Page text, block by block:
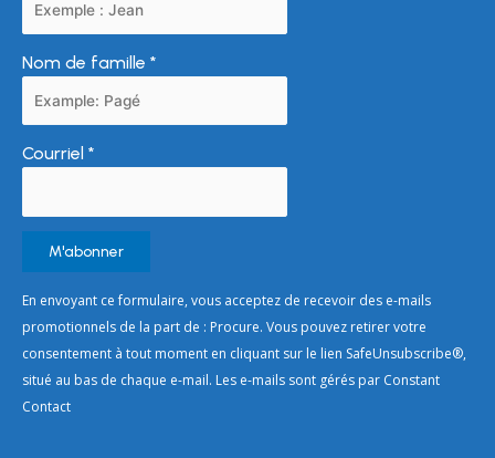
Nom de famille *
Courriel *
Constant
Contact
Use.
Please
leave
En envoyant ce formulaire, vous acceptez de recevoir des e-mails
promotionnels de la part de : Procure. Vous pouvez retirer votre
consentement à tout moment en cliquant sur le lien SafeUnsubscribe®,
situé au bas de chaque e-mail. Les e-mails sont gérés par Constant
Contact